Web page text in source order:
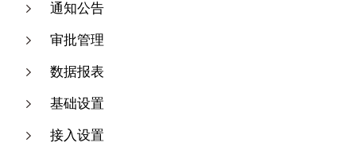
通知公告
审批管理
数据报表
基础设置
接入设置